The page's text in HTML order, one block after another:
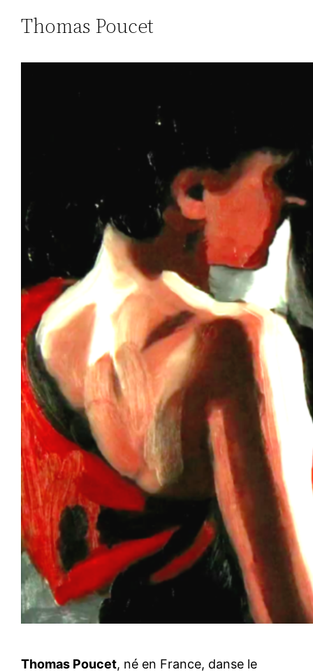
Thomas Poucet
Thomas Poucet, né en France, danse le